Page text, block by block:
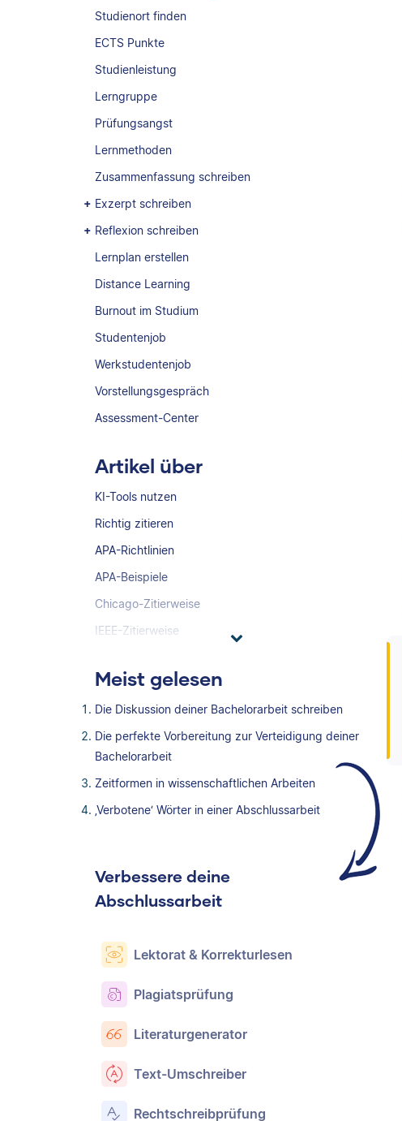
Studienort finden
ECTS Punkte
Studienleistung
Lerngruppe
Prüfungsangst
Lernmethoden
Zusammenfassung schreiben
Exzerpt schreiben
Reflexion schreiben
Lernplan erstellen
Distance Learning
Burnout im Studium
Studentenjob
Werkstudentenjob
Vorstellungsgespräch
Assessment-Center
Artikel über
KI-Tools nutzen
Richtig zitieren
APA-Richtlinien
APA-Beispiele
Chicago-Zitierweise
IEEE-Zitierweise
Meist gelesen
Die Diskussion deiner Bachelorarbeit schreiben
Die perfekte Vorbereitung zur Verteidigung deiner
Bachelorarbeit
Zeitformen in wissenschaftlichen Arbeiten
‚Verbotene‘ Wörter in einer Abschlussarbeit
Verbessere deine
Abschlussarbeit
Lektorat & Korrekturlesen
Plagiatsprüfung
Literaturgenerator
Text-Umschreiber
Rechtschreibprüfung